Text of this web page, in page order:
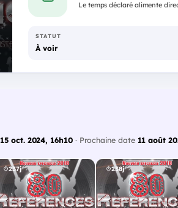
Le temps déclaré alimente
STATUT
À voir
15 oct. 2024, 16h10· Prochaine date 11 août
237j 238j